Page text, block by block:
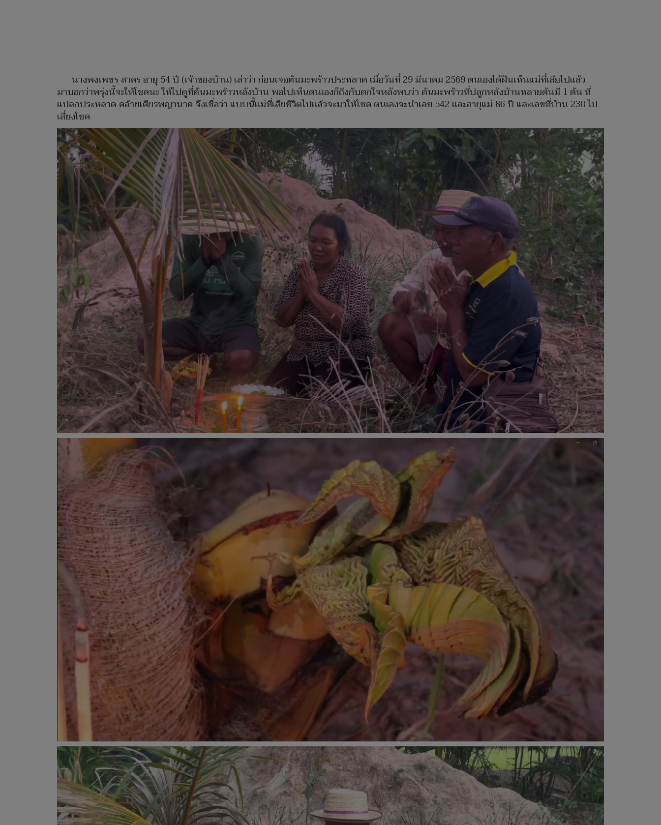
นางพงเพชร สาคร อายุ 54 ปี (เจ้าของบ้าน) เล่าว่า ก่อนเจอต้นมะพร้าวประหลาด เมื่อวันที่ 29 มีนาคม 2569 ตนเองได้ฝันเห็นแม่ที่เสียไปแล้ว
มาบอกว่าพรุ่งนี้จะให้โชคนะ ให้ไปดูที่ต้นมะพร้าวหลังบ้าน พอไปเห็นตนเองก็ถึงกับตกใจหลังพบว่า ต้นมะพร้าวที่ปลูกหลังบ้านหลายต้นมี 1 ต้น ที่
แปลกประหลาด คล้ายเศียรพญานาค จึงเชื่อว่า แบบนี้แม่ที่เสียชีวิตไปแล้วจะมาให้โชค ตนเองจะนำเลข 542 และอายุแม่ 86 ปี และเลขที่บ้าน 230 ไป
เสี่ยงโชค